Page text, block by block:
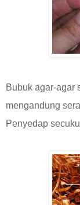
Bubuk agar-agar
mengandung
Penyedap